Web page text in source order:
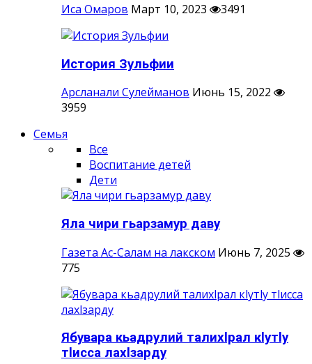
Иса Омаров Март 10, 2023 3491
История Зульфии
Арсланали Сулейманов Июнь 15, 2022
3959
Семья
Все
Воспитание детей
Дети
Яла чири гьарзамур даву
Газета Ас-Салам на лакском Июнь 7, 2025
775
Ябувара кьадрулий талихlрал кlутlу
тlисса лахlзарду